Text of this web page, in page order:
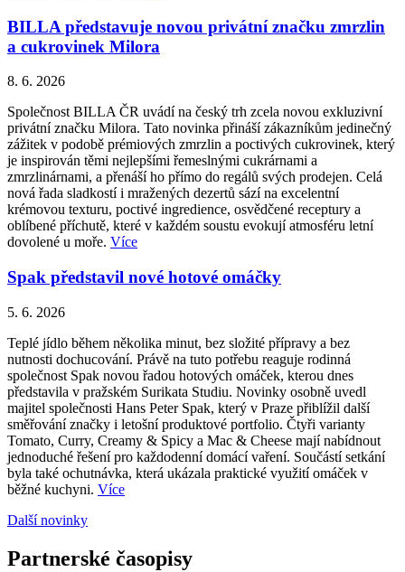
BILLA představuje novou privátní značku zmrzlin
a cukrovinek Milora
8. 6. 2026
Společnost BILLA ČR uvádí na český trh zcela novou exkluzivní
privátní značku Milora. Tato novinka přináší zákazníkům jedinečný
zážitek v podobě prémiových zmrzlin a poctivých cukrovinek, který
je inspirován těmi nejlepšími řemeslnými cukrárnami a
zmrzlinárnami, a přenáší ho přímo do regálů svých prodejen. Celá
nová řada sladkostí i mražených dezertů sází na excelentní
krémovou texturu, poctivé ingredience, osvědčené receptury a
oblíbené příchutě, které v každém soustu evokují atmosféru letní
dovolené u moře. Více
Spak představil nové hotové omáčky
5. 6. 2026
Teplé jídlo během několika minut, bez složité přípravy a bez
nutnosti dochucování. Právě na tuto potřebu reaguje rodinná
společnost Spak novou řadou hotových omáček, kterou dnes
představila v pražském Surikata Studiu. Novinky osobně uvedl
majitel společnosti Hans Peter Spak, který v Praze přiblížil další
směřování značky i letošní produktové portfolio. Čtyři varianty
Tomato, Curry, Creamy & Spicy a Mac & Cheese mají nabídnout
jednoduché řešení pro každodenní domácí vaření. Součástí setkání
byla také ochutnávka, která ukázala praktické využití omáček v
běžné kuchyni. Více
Další novinky
Partnerské časopisy